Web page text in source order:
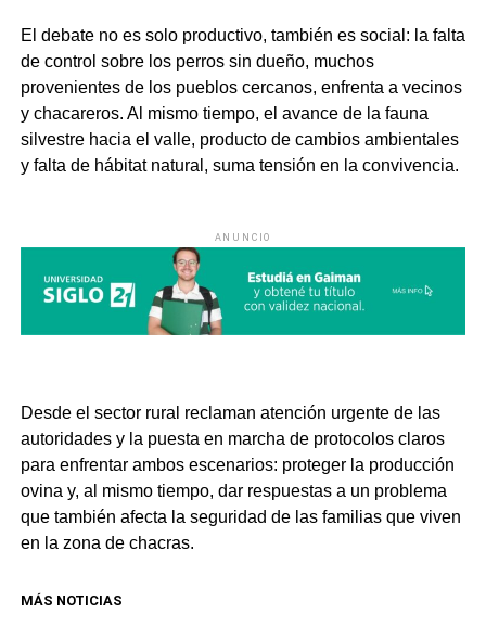
El debate no es solo productivo, también es social: la falta
de control sobre los perros sin dueño, muchos
provenientes de los pueblos cercanos, enfrenta a vecinos
y chacareros. Al mismo tiempo, el avance de la fauna
silvestre hacia el valle, producto de cambios ambientales
y falta de hábitat natural, suma tensión en la convivencia.
ANUNCIO
Desde el sector rural reclaman atención urgente de las
autoridades y la puesta en marcha de protocolos claros
para enfrentar ambos escenarios: proteger la producción
ovina y, al mismo tiempo, dar respuestas a un problema
que también afecta la seguridad de las familias que viven
en la zona de chacras.
MÁS NOTICIAS